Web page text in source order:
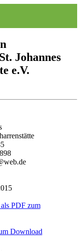
Johannes
e.V.
PDF zum
Download